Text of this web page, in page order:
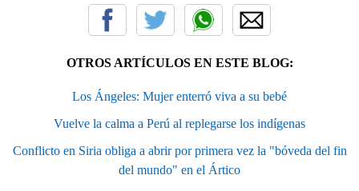
OTROS ARTÍCULOS EN ESTE BLOG:
Los Ángeles: Mujer enterró viva a su bebé
Vuelve la calma a Perú al replegarse los indígenas
Conflicto en Siria obliga a abrir por primera vez la "bóveda del fin
del mundo" en el Ártico